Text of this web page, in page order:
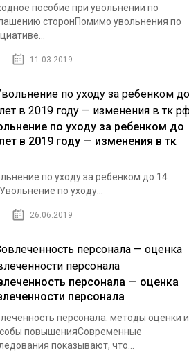
пособие при увольнении по
сторонПомимо увольнения по
11.03.2019
по уходу за ребенком до
в 2019 году — изменения в тк
по уходу за ребенком до 14
по уходу...
26.06.2019
персонала — оценка
персонала
персонала: методы оценки и
повышенияСовременные
показывают, что...